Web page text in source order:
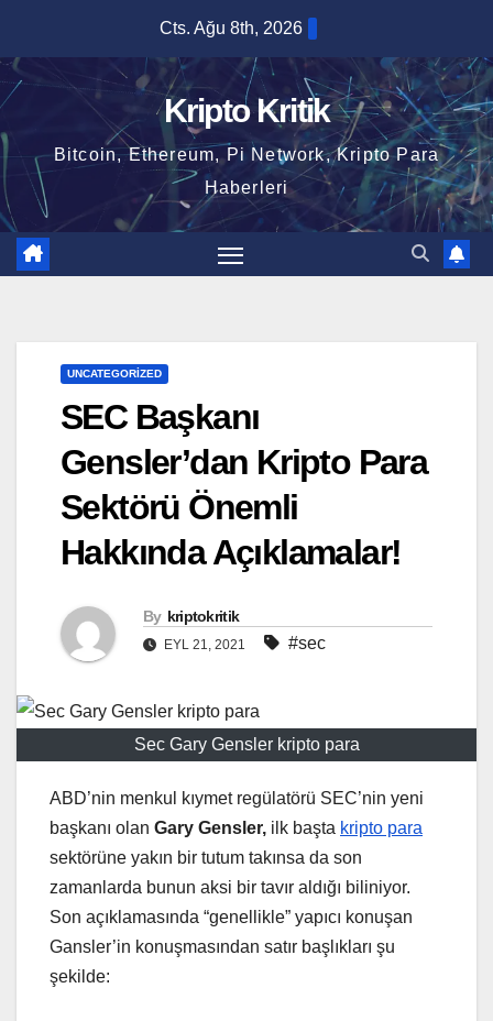
content
Cts. Ağu 8th, 2026
Kripto Kritik
Bitcoin, Ethereum, Pi Network, Kripto Para
Haberleri
UNCATEGORIZED
SEC Başkanı
Gensler’dan Kripto Para
Sektörü Önemli
Hakkında Açıklamalar!
By kriptokritik
EYL 21, 2021 #sec
Sec Gary Gensler kripto para
ABD’nin menkul kıymet regülatörü SEC’nin yeni
başkanı olan Gary Gensler, ilk başta kripto para
sektörüne yakın bir tutum takınsa da son
zamanlarda bunun aksi bir tavır aldığı biliniyor.
Son açıklamasında “genellikle” yapıcı konuşan
Gansler’in konuşmasından satır başlıkları şu
şekilde: